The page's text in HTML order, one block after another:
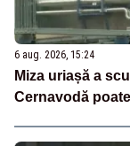
6 aug. 2026, 15:24
Miza uriașă a
Cernavodă